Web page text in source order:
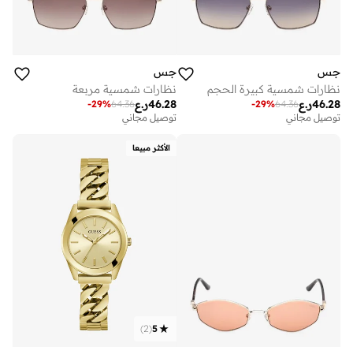
جس
نظارات شمسية كبيرة الحجم
ر.ع46.28
64.36
-29%
توصيل مجاني
جس
نظارات شمسية مربعة
ر.ع46.28
64.36
-29%
توصيل مجاني
الأكثر مبيعا
5
(
2
)